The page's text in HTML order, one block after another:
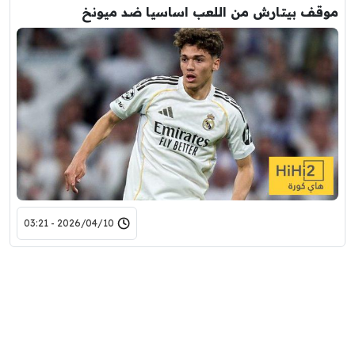
موقف بيتارش من اللعب اساسيا ضد ميونخ
2026/04/10 - 03:21